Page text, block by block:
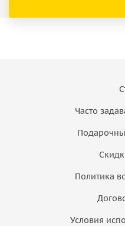
Часто
Политика
Условия